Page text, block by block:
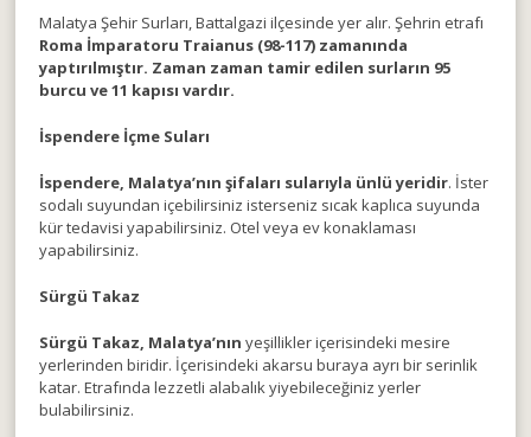
Malatya Şehir Surları, Battalgazi ilçesinde yer alır. Şehrin etrafı
Roma İmparatoru Traianus (98-117) zamanında
yaptırılmıştır. Zaman zaman tamir edilen surların 95
burcu ve 11 kapısı vardır.
İspendere İçme Suları
İspendere, Malatya’nın şifaları sularıyla ünlü yeridir. İster
sodalı suyundan içebilirsiniz isterseniz sıcak kaplıca suyunda
kür tedavisi yapabilirsiniz. Otel veya ev konaklaması
yapabilirsiniz.
Sürgü Takaz
Sürgü Takaz, Malatya’nın yeşillikler içerisindeki mesire
yerlerinden biridir. İçerisindeki akarsu buraya ayrı bir serinlik
katar. Etrafında lezzetli alabalık yiyebileceğiniz yerler
bulabilirsiniz.